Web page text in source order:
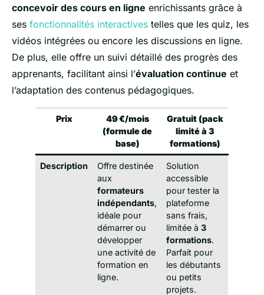
concevoir des cours en ligne enrichissants grâce à
ses fonctionnalités interactives telles que les quiz, les
vidéos intégrées ou encore les discussions en ligne.
De plus, elle offre un suivi détaillé des progrès des
apprenants, facilitant ainsi l’évaluation continue et
l’adaptation des contenus pédagogiques.
Prix
49 €/mois
(formule de
base)
Gratuit (pack
limité à 3
formations)
Description
Offre destinée
aux
formateurs
indépendants,
idéale pour
démarrer ou
développer
une activité de
formation en
ligne.
Solution
accessible
pour tester la
plateforme
sans frais,
limitée à3
formations.
Parfait pour
les débutants
ou petits
projets.